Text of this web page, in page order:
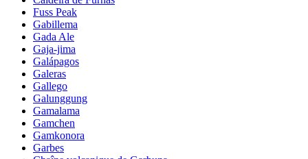
Fuss Peak
Gabillema
Gada Ale
Gaja-jima
Galápagos
Galeras
Gallego
Galunggung
Gamalama
Gamchen
Gamkonora
Garbes